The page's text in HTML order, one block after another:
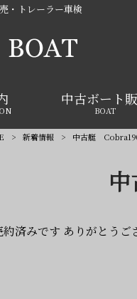
・トレーラー車検
中古ボート
BOAT
> 新着情報 > 中古艇
済みです ありがとうご